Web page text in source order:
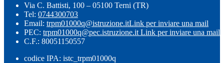
Via C. Battisti, 100 – 05100 Terni (TR)
Tel: 0744300703
Email: trpm01000q@istruzione.itLink per inviare una mail
PEC: trpm01000q@pec.istruzione.it Link per inviare una mail
C.F.: 80051150557
codice IPA: istc_trpm01000q